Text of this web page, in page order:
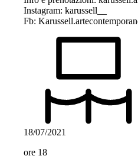
Instagram: karussell__
Fb:
18/07/2021
ore 18